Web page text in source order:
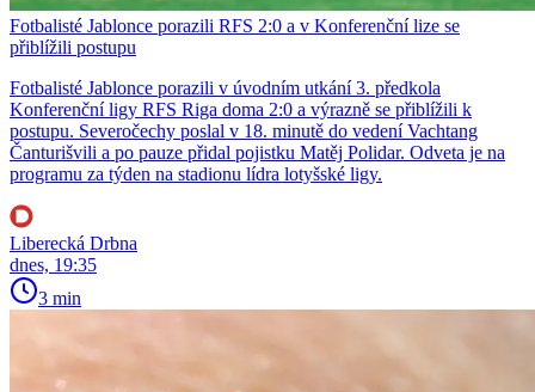
Fotbalisté Jablonce porazili RFS 2:0 a v Konferenční lize se
přiblížili postupu
Fotbalisté Jablonce porazili v úvodním utkání 3. předkola
Konferenční ligy RFS Riga doma 2:0 a výrazně se přiblížili k
postupu. Severočechy poslal v 18. minutě do vedení Vachtang
Čanturišvili a po pauze přidal pojistku Matěj Polidar. Odveta je na
programu za týden na stadionu lídra lotyšské ligy.
Liberecká Drbna
dnes, 19:35
3 min